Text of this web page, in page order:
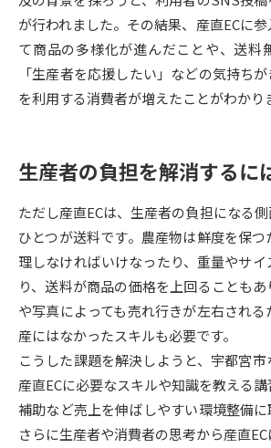
オープンキャンパスなどを調べる
オープンキャンパス検索 実施プロ
受験準備
志望校・出願校を調べる
併願校選び 受験スケ
先輩が入学を決めた理由 テレメー
新生活お役立ちガイド
が行われました。その結果、産直ECに
て商品の多様化が進んだことや、送料
「生産者を応援したい」などの気持ち
を利用する消費者が増えたことがわかり
生産者の負担を解消するに
ただし産直ECは、生産者の負担になる
ひとつが送料です。農産物は鮮度を保
理しなければいけなったり、重量やサ
り、送料が商品の価格を上回ることも
や写真によっても売れ行きが左右され
産にはなかったスキルも必要です。
こうした課題を解決しようと、宇都宮市
産直ECに必要なスキルや知識を教える
補助など売上を伸ばしやすい環境整備に
さらに生産者や消費者の思考から産直